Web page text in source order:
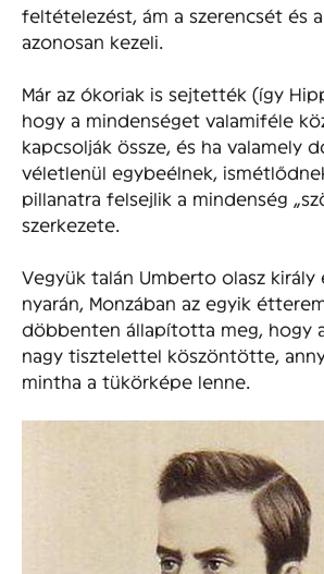
feltételezést, ám a szerencsét és
azonosan kezeli.
Már az ókoriak is sejtették (így
hogy a mindenséget valamiféle
kapcsolják össze, és ha valamely
véletlenül egybeélnek,
pillanatra felsejlik a mindenség
szerkezete.
Vegyük talán Umberto olasz király
nyarán, Monzában az egyik
döbbenten állapította meg, hogy
nagy tisztelettel köszöntötte,
mintha a tükörképe lenne.